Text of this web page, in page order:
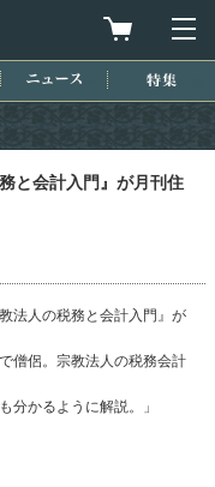
買物カゴを
ーズ ニュース
と会計入門』が月刊住
法人の税務と会計入門』が
僧侶。宗教法人の税務会計
かるように解説。」